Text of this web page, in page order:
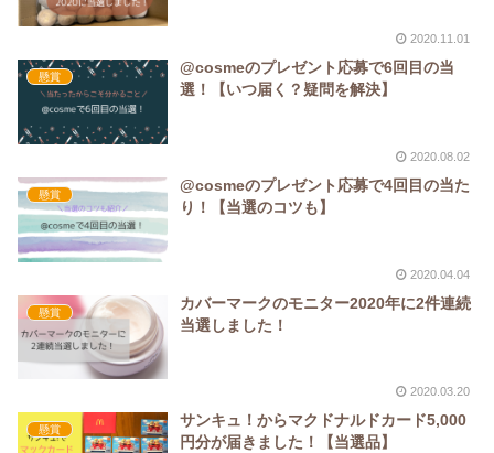
2020.11.01
懸賞
@cosmeのプレゼント応募で6回目の当
選！【いつ届く？疑問を解決】
2020.08.02
懸賞
@cosmeのプレゼント応募で4回目の当た
り！【当選のコツも】
2020.04.04
懸賞
カバーマークのモニター2020年に2件連続
当選しました！
2020.03.20
懸賞
サンキュ！からマクドナルドカード5,000
円分が届きました！【当選品】